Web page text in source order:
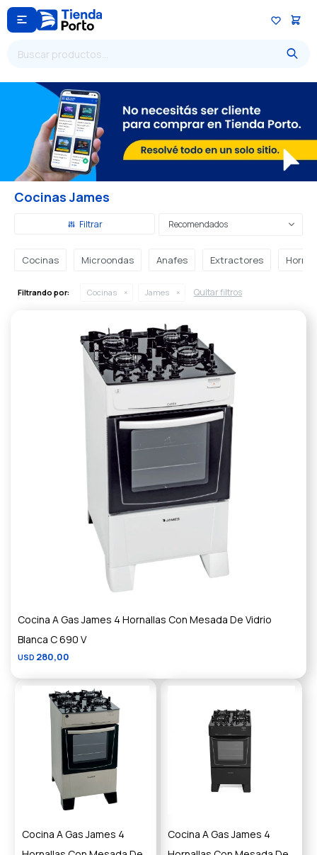

Cocinas James
Recomendados
Cocinas Microondas Anafes Extractores Hornos
Filtrando por: Cocinas James Quitar filtros
Cocina A Gas James 4 Hornallas Con Mesada De Vidrio
Blanca C 690 V
USD 280,00
Cocina A Gas James 4
Cocina A Gas James 4